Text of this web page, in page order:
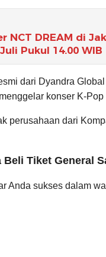
NCT DREAM di
Pukul 14.00 WIB
dari Dyandra
konser K-
perusahaan dari
Tiket General
Anda sukses dalam